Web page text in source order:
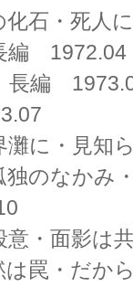
石・死人
編 1972.04
編
に・見知
のなかみ
・面影は
罠・だから